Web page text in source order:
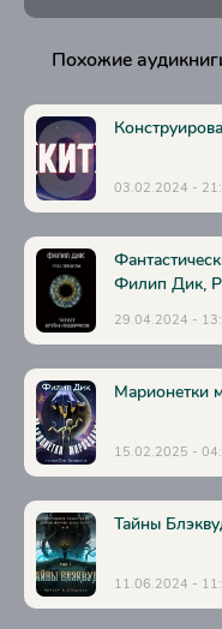
Похожие
03.02.2024 -
Филип Дик,
29.04.2024 -
Марионетки
15.02.2025 -
Тайны
11.06.2024 -